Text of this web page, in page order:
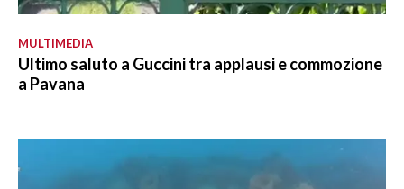
MULTIMEDIA
Ultimo saluto a Guccini tra applausi e commozione
a Pavana